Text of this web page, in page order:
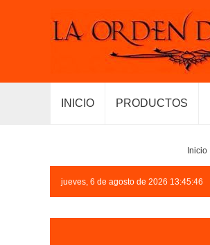
INICIO PRODUCTOS
Inicio
jueves, 6 de agosto de 2026 13:45:46